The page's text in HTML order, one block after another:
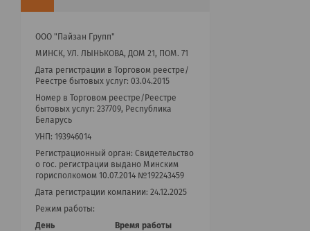
ООО "Пайзан Групп"
МИНСК, УЛ. ЛЫНЬКОВА, ДОМ 21, ПОМ. 71
Дата регистрации в Торговом реестре/
Реестре бытовых услуг: 03.04.2015
Номер в Торговом реестре/Реестре
бытовых услуг: 237709, Республика
Беларусь
УНП: 193946014
Регистрационный орган: Cвидетельство
о гос. регистрации выдано Минским
горисполкомом 10.07.2014 №192243459
Дата регистрации компании: 24.12.2025
Режим работы:
День
Время работы